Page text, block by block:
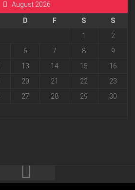
August 2026
D F S
S
1
2
6 7 8
9
13 14 15
16
20 21 22
23
27 28 29
30